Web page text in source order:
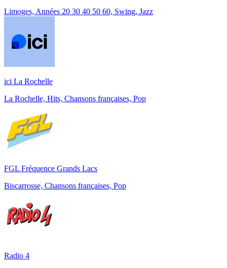
Limoges, Années 20 30 40 50 60, Swing, Jazz
ici La Rochelle
La Rochelle, Hits, Chansons françaises, Pop
FGL Fréquence Grands Lacs
Biscarrosse, Chansons françaises, Pop
Radio 4